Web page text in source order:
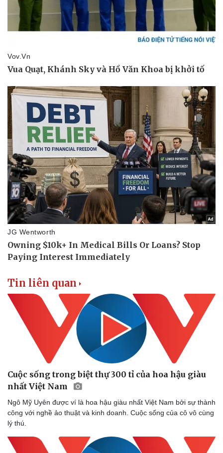
Tin liên quan
Cuộc sống trong biệt thự 300 tỉ của hoa hậu giàu
nhất Việt Nam
Ngô Mỹ Uyên được ví là hoa hậu giàu nhất Việt Nam bởi sự thành
công với nghề ảo thuật và kinh doanh. Cuộc sống của cô vô cùng
lý thú.